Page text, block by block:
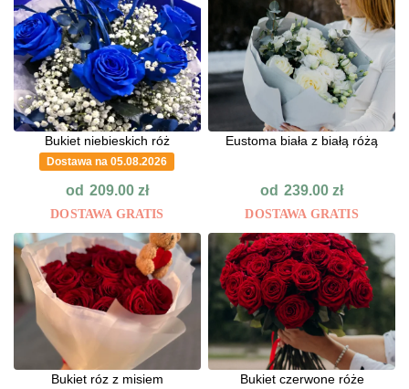
Bukiet niebieskich róż
Dostawa na 05.08.2026
od 209.00 zł
DOSTAWA GRATIS
Eustoma biała z białą różą
od 239.00zł
DOSTAWA GRATIS
Bukiet róz z misiem Bukiet czerwone róże